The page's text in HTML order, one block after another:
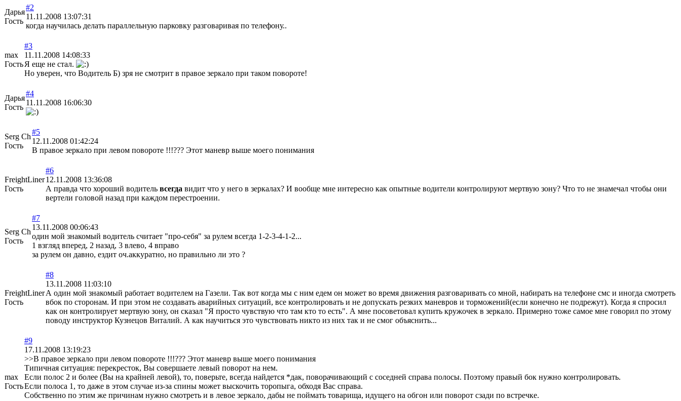
Дарья
Гость
#2
11.11.2008 13:07:31
когда научилась делать параллельную парковку разговаривая по телефону..
max
Гость
#3
11.11.2008 14:08:33
Я еще не стал.
Но уверен, что Водитель Б) зря не смотрит в правое зеркало при таком повороте!
Дарья
Гость
#4
11.11.2008 16:06:30
Serg Ch
Гость
#5
12.11.2008 01:42:24
В правое зеркало при левом повороте !!!??? Этот маневр выше моего понимания
FreightLiner
Гость
#6
12.11.2008 13:36:08
А правда что хороший водитель всегда видит что у него в зеркалах? И вообще мне интересно как опытные водители контролируют мертвую зону? Что то не знамечал чтобы они
вертели головой назад при каждом перестроении.
Serg Ch
Гость
#7
13.11.2008 00:06:43
один мой знакомый водитель считает "про-себя" за рулем всегда 1-2-3-4-1-2...
1 взгляд вперед, 2 назад, 3 влево, 4 вправо
за рулем он давно, ездит оч.аккуратно, но правильно ли это ?
FreightLiner
Гость
#8
13.11.2008 11:03:10
А один мой знакомый работает водителем на Газели. Так вот когда мы с ним едем он может во время движения разговаривать со мной, набирать на телефоне смс и иногда смотреть
вбок по сторонам. И при этом не создавать аварийных ситуаций, все контролировать и не допускать резких маневров и торможений(если конечно не подрежут). Когда я спросил
как он контролирует мертвую зону, он сказал "Я просто чувствую что там кто то есть". А мне посоветовал купить кружочек в зеркало. Примерно тоже самое мне говорил по этому
поводу инструктор Кузнецов Виталий. А как научиться это чувствовать никто из них так и не смог объяснить...
max
Гость
#9
17.11.2008 13:19:23
>>В правое зеркало при левом повороте !!!??? Этот маневр выше моего понимания
Типичная ситуация: перекресток, Вы совершаете левый поворот на нем.
Если полос 2 и более (Вы на крайней левой), то, поверьте, всегда найдется *дак, поворачивающий с соседней справа полосы. Поэтому правый бок нужно контролировать.
Если полоса 1, то даже в этом случае из-за спины может выскочить торопыга, обходя Вас справа.
Собственно по этим же причинам нужно смотреть и в левое зеркало, дабы не поймать товарища, идущего на обгон или поворот сзади по встречке.